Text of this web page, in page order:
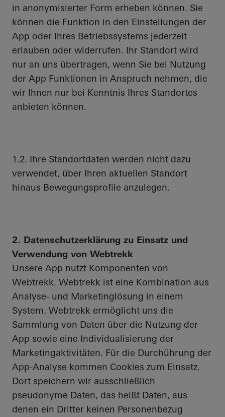
in anonymisierter Form erheben können. Sie
können die Funktion in den Einstellungen der
App oder Ihres Betriebssystems jederzeit
erlauben oder widerrufen. Ihr Standort wird
nur an uns übertragen, wenn Sie bei Nutzung
der App Funktionen in Anspruch nehmen, die
wir Ihnen nur bei Kenntnis Ihres Standortes
anbieten können.
1.2. Ihre Standortdaten werden nicht dazu
verwendet, über Ihren aktuellen Standort
hinaus Bewegungsprofile anzulegen.
2. Datenschutzerklärung zu Einsatz und
Verwendung von Webtrekk
Unsere App nutzt Komponenten von
Webtrekk. Webtrekk ist eine Kombination aus
Analyse- und Marketinglösung in einem
System. Webtrekk ermöglicht uns die
Sammlung von Daten über die Nutzung der
App sowie eine Individualisierung der
Marketingaktivitäten. Für die Durchührung der
App-Analyse kommen Cookies zum Einsatz.
Dort speichern wir ausschließlich
pseudonyme Daten, das heißt Daten, aus
denen ein Dritter keinen Personenbezug